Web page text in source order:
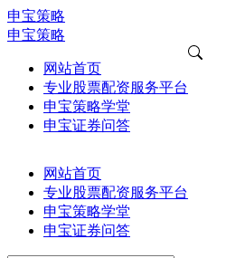
申宝策略
申宝策略
网站首页
专业股票配资服务平台
申宝策略学堂
申宝证券问答
网站首页
专业股票配资服务平台
申宝策略学堂
申宝证券问答